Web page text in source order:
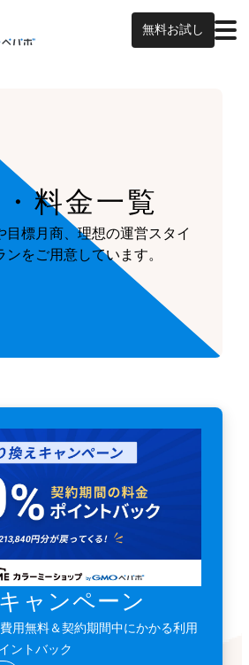
無料お試し
料金一覧
目標月商、理想の運営スタイ
ンをご用意しています。
ャンペーン
用無料＆契約期間中にかかる利用
ントバック